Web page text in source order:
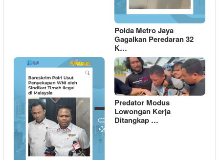
Polda Metro Jaya
Gagalkan Peredaran 32
K…
Predator Modus
Lowongan Kerja
Ditangkap …